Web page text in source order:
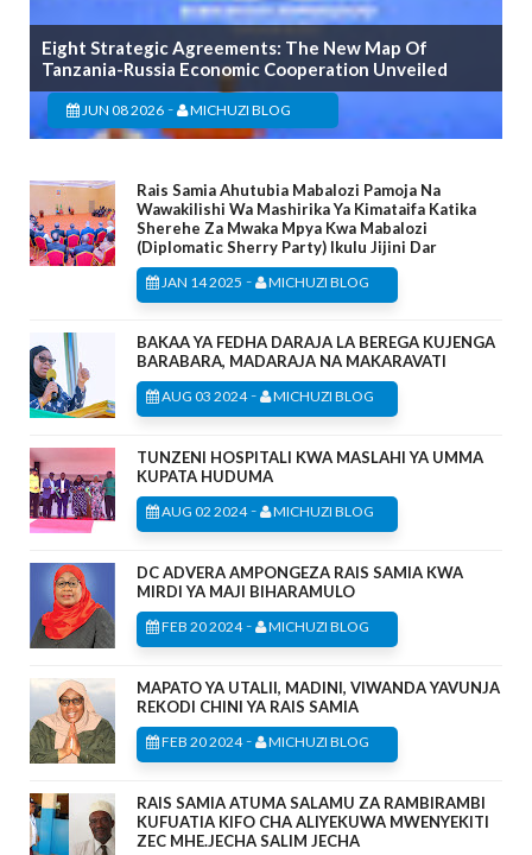
Eight Strategic Agreements: The New Map Of
Tanzania-Russia Economic Cooperation Unveiled
JUN 08 2026 - MICHUZI BLOG
Rais Samia Ahutubia Mabalozi Pamoja Na
Wawakilishi Wa Mashirika Ya Kimataifa Katika
Sherehe Za Mwaka Mpya Kwa Mabalozi
(Diplomatic Sherry Party) Ikulu Jijini Dar
JAN 14 2025 - MICHUZI BLOG
BAKAA YA FEDHA DARAJA LA BEREGA KUJENGA
BARABARA, MADARAJA NA MAKARAVATI
AUG 03 2024- MICHUZI BLOG
TUNZENI HOSPITALI KWA MASLAHI YA UMMA
KUPATA HUDUMA
AUG 02 2024- MICHUZI BLOG
DC ADVERA AMPONGEZA RAIS SAMIA KWA
MIRDI YA MAJI BIHARAMULO
FEB 20 2024- MICHUZI BLOG
MAPATO YA UTALII, MADINI, VIWANDA YAVUNJA
REKODI CHINI YA RAIS SAMIA
FEB 20 2024- MICHUZI BLOG
RAIS SAMIA ATUMA SALAMU ZA RAMBIRAMBI
KUFUATIA KIFO CHA ALIYEKUWA MWENYEKITI
ZEC MHE.JECHA SALIM JECHA